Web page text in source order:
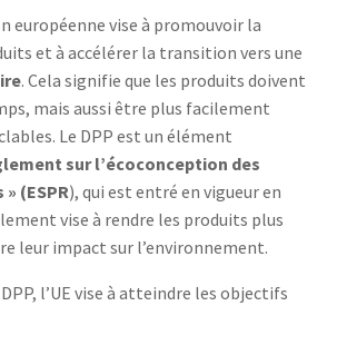
européenne vise à promouvoir la
et à accélérer la transition vers une
. Cela signifie que les produits doivent
mais aussi être plus facilement
Le DPP est un élément
sur l’écoconception des
(ESPR), qui est entré en vigueur en
vise à rendre les produits plus
leur impact sur l’environnement.
l’UE vise à atteindre les objectifs